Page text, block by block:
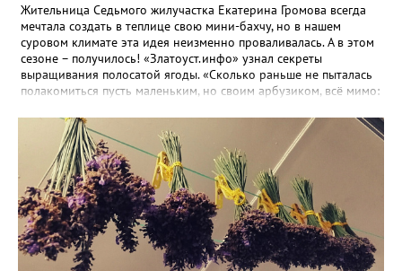
Жительница Седьмого жилучастка Екатерина Громова всегда
мечтала создать в теплице свою мини-бахчу, но в нашем
суровом климате эта идея неизменно проваливалась. А в этом
сезоне – получилось! «Златоуст.инфо» узнал секреты
выращивания полосатой ягоды. «Сколько раньше не пыталась
полакомиться пусть маленьким, но своим арбузиком, всё мимо:
«Златоуст.инфо» садовод. – В этом году посадила сорт так
называемых северных арбузов – «Юлия», а также «Коккоро»
(он жёлтый и, говорят, очень сладкий). Вот уже первый на пару
кило вызрел. Чтобы не оборвал плеть, подвешиваю своих
полосатиков в сетках из-под овощей или авоськах,
подкармливаю. Не терпится попробовать!». Опытные
бахчеводы из южных регионов в соцсетях посоветовали нашей
землячке: арбуз будет созревшим не раньше, чем с его кожуры
пропадет матовость (станет глянцевым). По срокам опыления